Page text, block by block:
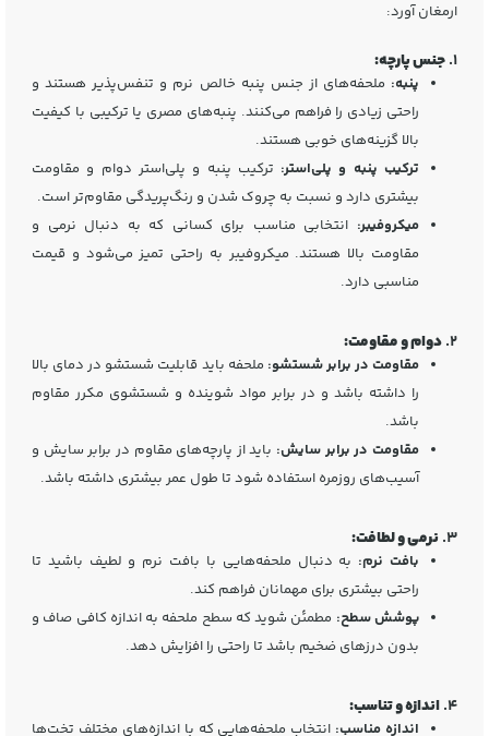
ارمغان آورد:
1. جنس پارچه:
پنبه: ملحفه‌های از جنس پنبه خالص نرم و تنفس‌پذیر هستند و
راحتی زیادی را فراهم می‌کنند. پنبه‌های مصری یا ترکیبی با کیفیت
بالا گزینه‌های خوبی هستند.
ترکیب پنبه و پلی‌استر: ترکیب پنبه و پلی‌استر دوام و مقاومت
بیشتری دارد و نسبت به چروک شدن و رنگ‌پریدگی مقاوم‌تر است.
میکروفیبر: انتخابی مناسب برای کسانی که به دنبال نرمی و
مقاومت بالا هستند. میکروفیبر به راحتی تمیز می‌شود و قیمت
مناسبی دارد.
2. دوام و مقاومت:
مقاومت در برابر شستشو: ملحفه باید قابلیت شستشو در دمای بالا
را داشته باشد و در برابر مواد شوینده و شستشوی مکرر مقاوم
باشد.
مقاومت در برابر سایش: باید از پارچه‌های مقاوم در برابر سایش و
آسیب‌های روزمره استفاده شود تا طول عمر بیشتری داشته باشد.
3. نرمی و لطافت:
بافت نرم: به دنبال ملحفه‌هایی با بافت نرم و لطیف باشید تا
راحتی بیشتری برای مهمانان فراهم کند.
پوشش سطح: مطمئن شوید که سطح ملحفه به اندازه کافی صاف و
بدون درزهای ضخیم باشد تا راحتی را افزایش دهد.
4. اندازه و تناسب:
اندازه مناسب: انتخاب ملحفه‌هایی که با اندازه‌های مختلف تخت‌ها